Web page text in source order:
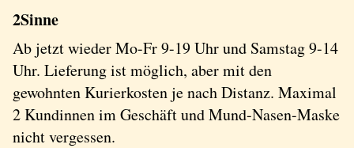
2Sinne
Ab jetzt wieder Mo-Fr 9-19 Uhr und Samstag 9-14
Uhr. Lieferung ist möglich, aber mit den
gewohnten Kurierkosten je nach Distanz. Maximal
2 Kundinnen im Geschäft und Mund-Nasen-Maske
nicht vergessen.